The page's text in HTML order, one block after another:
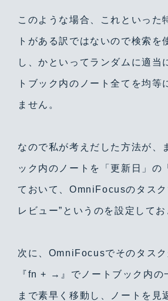
このような場合、これといった
トがある訳ではないので検索を
し、かといってランダムに適当
トブック内のノート全てを均等
ません。
なので私が考えだした方法が、
ック内のノートを「更新日」の
ておいて、OmniFocusのタス
レビュー”というのを設定してお
次に、OmniFocusでそのタスク
『fn + →』でノートブック内の
まで素早く移動し、ノートを見
Warning /home/yutastmf/yutas.net/public_html/wp/wp-